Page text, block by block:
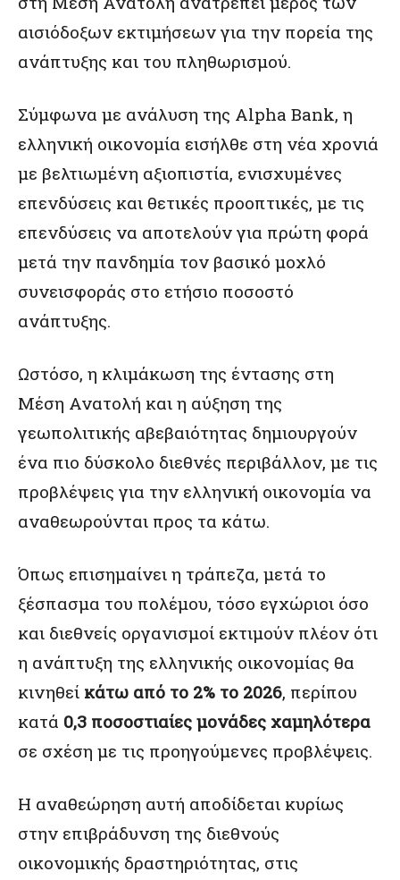
αισιόδοξων εκτιμήσεων για την πορεία της
ανάπτυξης και του πληθωρισμού.
Σύμφωνα με ανάλυση της Alpha Bank, η
ελληνική οικονομία εισήλθε στη νέα χρονιά
με βελτιωμένη αξιοπιστία, ενισχυμένες
επενδύσεις και θετικές προοπτικές, με τις
επενδύσεις να αποτελούν για πρώτη φορά
μετά την πανδημία τον βασικό μοχλό
συνεισφοράς στο ετήσιο ποσοστό
ανάπτυξης.
Ωστόσο, η κλιμάκωση της έντασης στη
Μέση Ανατολή και η αύξηση της
γεωπολιτικής αβεβαιότητας δημιουργούν
ένα πιο δύσκολο διεθνές περιβάλλον, με τις
προβλέψεις για την ελληνική οικονομία να
αναθεωρούνται προς τα κάτω.
Όπως επισημαίνει η τράπεζα, μετά το
ξέσπασμα του πολέμου, τόσο εγχώριοι όσο
και διεθνείς οργανισμοί εκτιμούν πλέον ότι
η ανάπτυξη της ελληνικής οικονομίας θα
κινηθεί κάτω από το 2% το 2026, περίπου
κατά 0,3 ποσοστιαίες μονάδες χαμηλότερα
σε σχέση με τις προηγούμενες προβλέψεις.
Η αναθεώρηση αυτή αποδίδεται κυρίως
στην επιβράδυνση της διεθνούς
οικονομικής δραστηριότητας, στις